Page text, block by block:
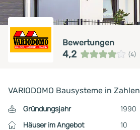
Bewertungen
4,2 (4)
VARIODOMO Bausysteme in Zahlen
Gründungsjahr
1990
Häuser im Angebot
10